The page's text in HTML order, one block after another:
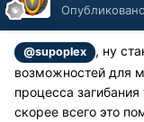
Опубликовано
@supoplex
, ну
возможностей для
процесса
скорее всего это